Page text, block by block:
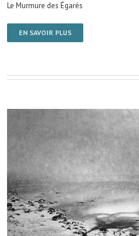
Le Murmure des Égarés
EN SAVOIR PLUS